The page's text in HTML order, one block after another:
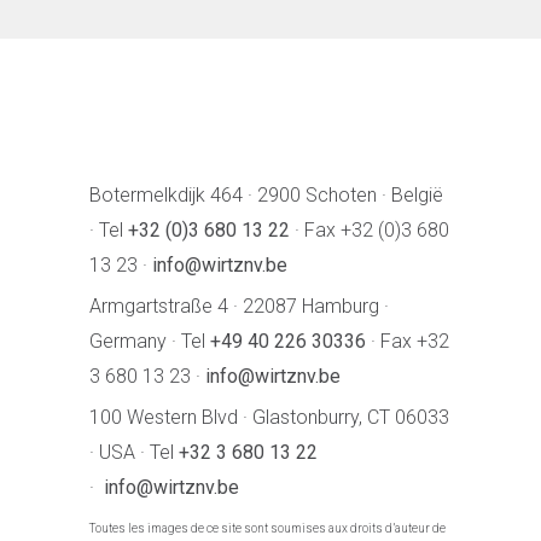
Botermelkdijk 464 · 2900 Schoten · België
· Tel +32 (0)3 680 13 22 · Fax +32 (0)3 680
13 23 · info@wirtznv.be
Armgartstraße 4 · 22087 Hamburg ·
Germany · Tel +49 40 226 30336 · Fax +32
3 680 13 23 · info@wirtznv.be
100 Western Blvd · Glastonburry, CT 06033
· USA · Tel +32 3 680 13 22
· info@wirtznv.be
Toutes les images de ce site sont soumises aux droits d’auteur de